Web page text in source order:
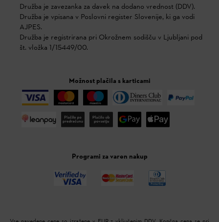
Družba je zavezanka za davek na dodano vrednost (DDV).
Družba je vpisana v Poslovni register Slovenije, ki ga vodi
AJPES.
Družba je registrirana pri Okrožnem sodišču v Ljubljani pod
št. vložka 1/15449/00.
Možnost plačila s karticami
Programi za varen nakup